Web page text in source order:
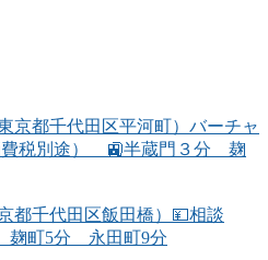
京都千代田区平河町）バーチャ
費税別途） 🚉半蔵門３分 麹
都千代田区飯田橋）💴相談
麹町5分 永田町9分